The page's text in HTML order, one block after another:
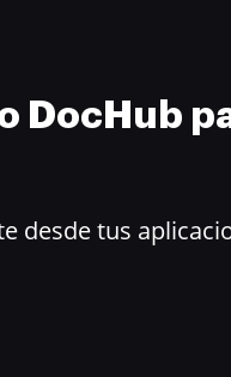
DocHub
desde tus